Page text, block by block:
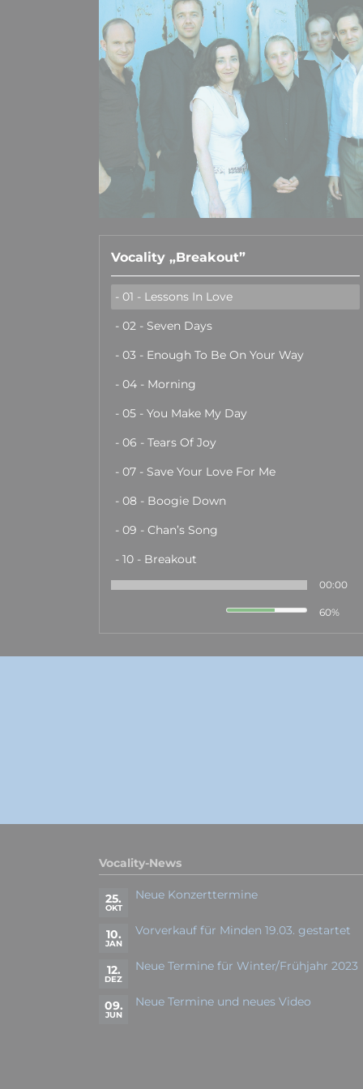
Vocality „Breakout”
- 01 - Lessons In Love
- 02 - Seven Days
- 03 - Enough To Be On Your Way
- 04 - Morning
- 05 - You Make My Day
- 06 - Tears Of Joy
- 07 - Save Your Love For Me
- 08 - Boogie Down
- 09 - Chan’s Song
- 10 - Breakout
00:00
60%
Vocality-News
25.
OKT
Neue Konzerttermine
10.
JAN
Vorverkauf für Minden 19.03. gestartet
12.
DEZ
Neue Termine für Winter/Frühjahr 2023
09.
JUN
Neue Termine und neues Video